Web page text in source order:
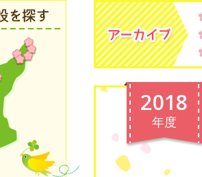
淡
路
花
祭
フ
ォ
2018
年度